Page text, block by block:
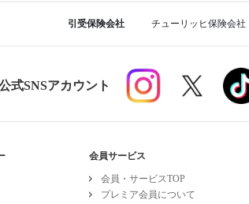
引受保険会社 チューリッヒ保険会社
式SNSアカウント
会員サービス
会員・サービスTOP
プレミア会員について